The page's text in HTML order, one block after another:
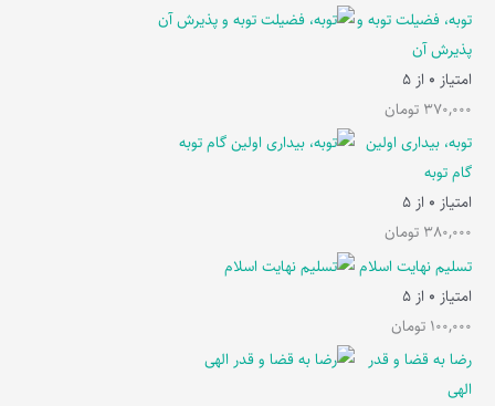
توبه، فضیلت توبه و
پذیرش آن
امتیاز 0 از 5
370,000 تومان
توبه، بیداری اولین
گام توبه
امتیاز 0 از 5
380,000 تومان
تسلیم نهایت اسلام
امتیاز 0 از 5
100,000 تومان
رضا به قضا و قدر
الهی